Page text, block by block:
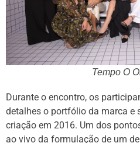
Tempo O
Durante o encontro, os
detalhes o portfólio da marca e
criação em 2016. Um dos
ao vivo da formulação de um